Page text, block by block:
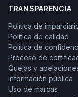
TRANSPARENCIA
Política de
Política de calidad
Política de
Proceso de
Quejas y
Información pública
Uso de marcas